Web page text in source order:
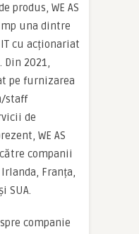
produs, WE AS
una dintre
cu acționariat
Din 2021,
pe furnizarea
staff
de
WE AS
companii
Franța,
SUA.
companie